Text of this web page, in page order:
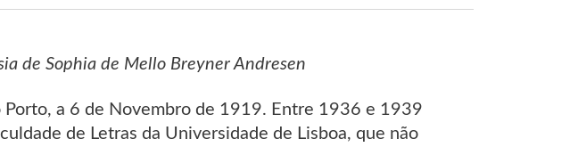
de Sophia de Mello Breyner Andresen
a 6 de Novembro de 1919. Entre 1936 e 1939
de Letras da Universidade de Lisboa, que não